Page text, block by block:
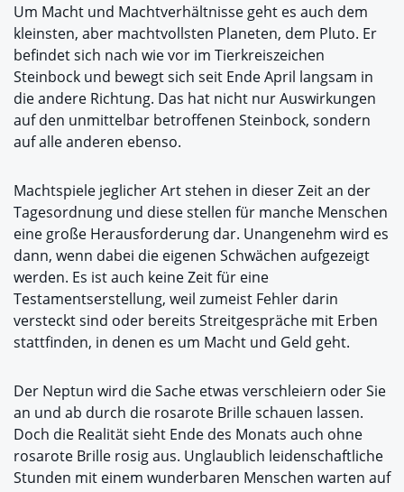
Um Macht und Machtverhältnisse geht es auch dem
kleinsten, aber machtvollsten Planeten, dem Pluto. Er
befindet sich nach wie vor im Tierkreiszeichen
Steinbock und bewegt sich seit Ende April langsam in
die andere Richtung. Das hat nicht nur Auswirkungen
auf den unmittelbar betroffenen Steinbock, sondern
auf alle anderen ebenso.
Machtspiele jeglicher Art stehen in dieser Zeit an der
Tagesordnung und diese stellen für manche Menschen
eine große Herausforderung dar. Unangenehm wird es
dann, wenn dabei die eigenen Schwächen aufgezeigt
werden. Es ist auch keine Zeit für eine
Testamentserstellung, weil zumeist Fehler darin
versteckt sind oder bereits Streitgespräche mit Erben
stattfinden, in denen es um Macht und Geld geht.
Der Neptun wird die Sache etwas verschleiern oder Sie
an und ab durch die rosarote Brille schauen lassen.
Doch die Realität sieht Ende des Monats auch ohne
rosarote Brille rosig aus. Unglaublich leidenschaftliche
Stunden mit einem wunderbaren Menschen warten auf